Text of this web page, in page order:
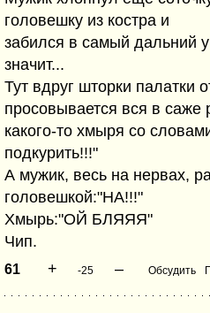
головешку из костра и
забился в самый дальний
значит...
Тут вдруг шторки палатки
просовывается вся в саже
какого-то хмыря со
подкурить!!!"
А мужик, весь на нервах,
головешкой:"НА!!!"
Хмырь:"ОЙ БЛЯЯЯ"
Чип.
61 + -25 – Обсудить